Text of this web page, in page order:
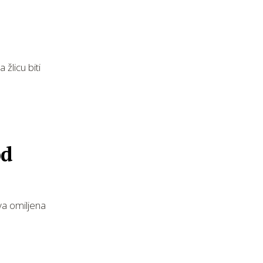
žlicu biti
omiljena